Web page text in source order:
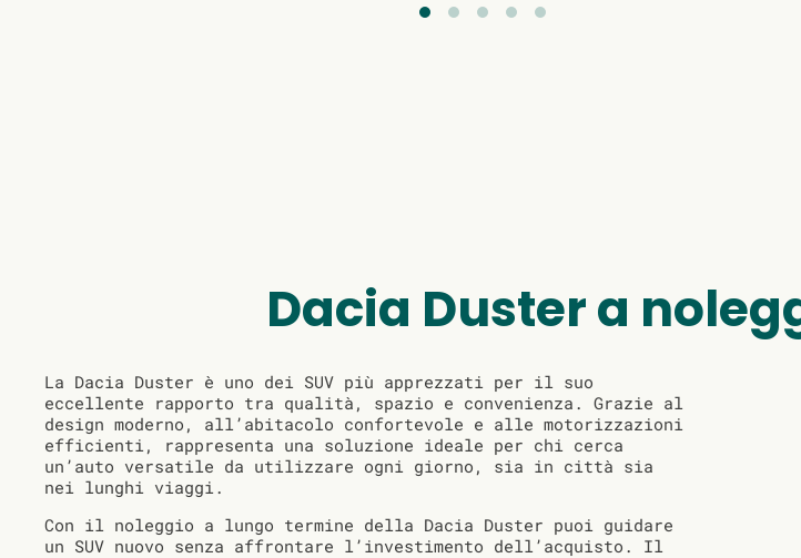
Dacia Duster a
La Dacia Duster è uno dei SUV più apprezzati per il suo
eccellente rapporto tra qualità, spazio e convenienza. Grazie al
design moderno, all’abitacolo confortevole e alle motorizzazioni
efficienti, rappresenta una soluzione ideale per chi cerca
un’auto versatile da utilizzare ogni giorno, sia in città sia
nei lunghi viaggi.
Con il noleggio a lungo termine della Dacia Duster puoi guidare
un SUV nuovo senza affrontare l’investimento dell’acquisto. Il